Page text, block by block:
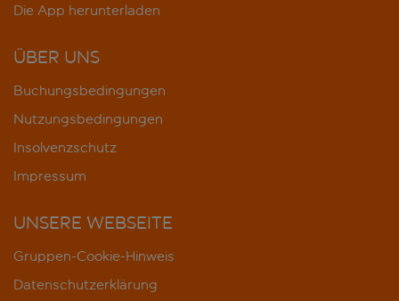
Die App herunterladen
ÜBER UNS
Buchungsbedingungen
Nutzungsbedingungen
Insolvenzschutz
Impressum
UNSERE WEBSEITE
Gruppen-Cookie-Hinweis
Datenschutzerklärung